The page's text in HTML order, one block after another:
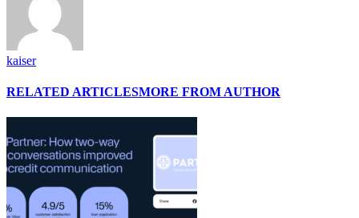
kaiser
RELATED ARTICLESMORE FROM AUTHOR